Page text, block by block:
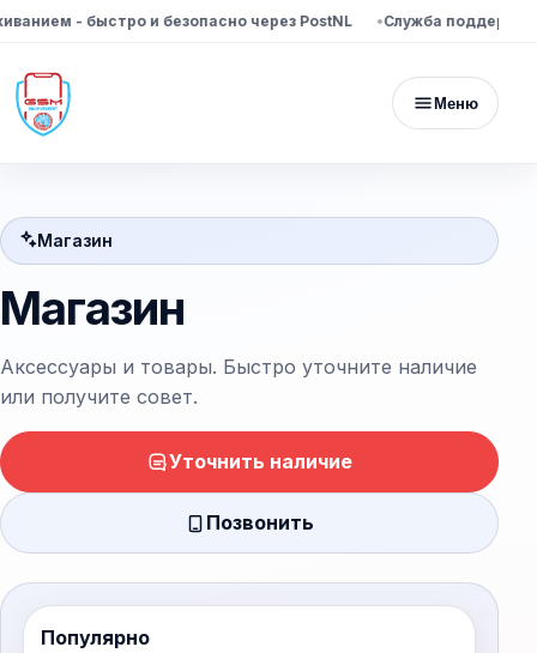
- быстро и безопасно через PostNL Служба поддержки
Меню
Магазин
Магазин
Аксессуары и товары. Быстро уточните наличие
или получите совет.
Уточнить наличие
Позвонить
Популярно